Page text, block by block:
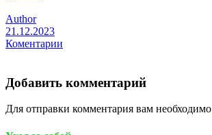
Author
21.12.2023
Коментарии
Добавить комментарий
Для отправки комментария вам необходимо